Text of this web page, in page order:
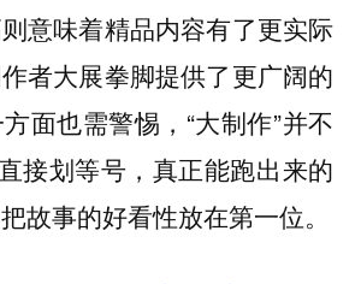
意味着精品内容有了更实际
者大展拳脚提供了更广阔的
面也需警惕，“大制作”并不
接划等号，真正能跑出来的
故事的好看性放在第一位。